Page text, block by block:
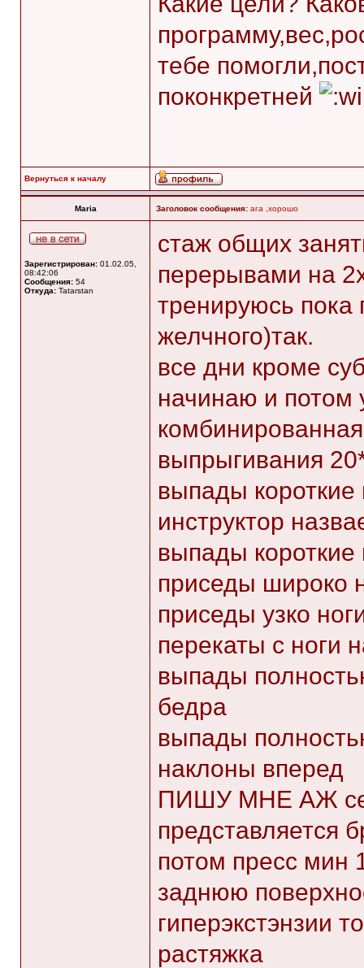
тебе
поконкретней
Вернуться к началу
Maria Заголовок сообщения: ага ,хорошо
Зарегистрирован: 01.02.05,
08:42:06
Сообщения: 54
Откуда: Tatarstan
стаж общих
перерывами на
тренируюсь пока
желчного)так.
все дни кроме
начинаю и потом
выпрыгивания
выпады короткие
инструктор
выпады короткие
приседы широко
приседы узко
перекаты с ноги
выпады
бедра
выпады
наклоны вперед
ПИШУ МНЕ АЖ
представляется
потом пресс мин
заднюю
гиперэкстэнзии
растяжка